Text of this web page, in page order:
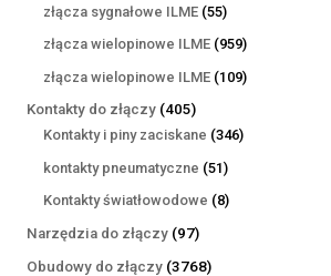
złącza sygnałowe ILME 5555
produktów
złącza wielopinowe ILME 959959
produktów
złącza wielopinowe ILME 109109
Kontakty do złączy 405405
produktów
Kontakty i piny zaciskane 346346
kontakty pneumatyczne 5151
produktów
Kontakty światłowodowe 88
Narzędzia do złączy 9797
produktów
Obudowy do złączy 37683768